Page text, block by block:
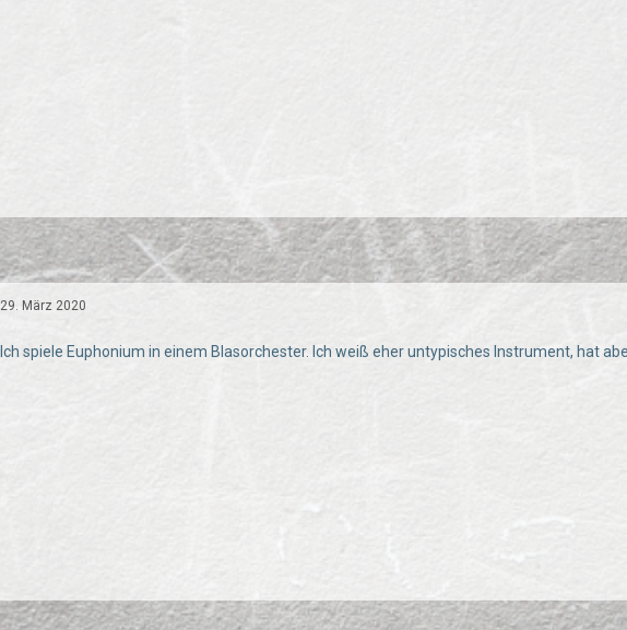
29. März 2020
Ich spiele Euphonium in einem Blasorchester. Ich weiß eher untypisches Instrument, hat